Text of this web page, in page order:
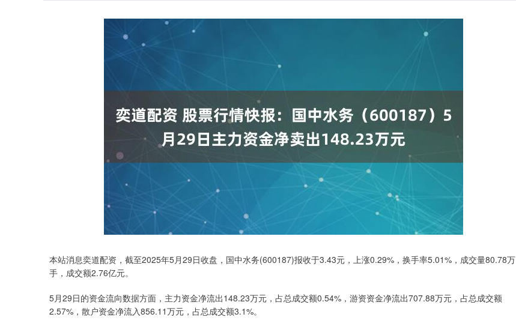
本站消息奕道配资，截至2025年5月29日收盘，国中水务(600187)报收于3.43元，上涨0.29%，换手率5.01%，成交量80.78万
手，成交额2.76亿元。
5月29日的资金流向数据方面，主力资金净流出148.23万元，占总成交额0.54%，游资资金净流出707.88万元，占总成交额
2.57%，散户资金净流入856.11万元，占总成交额3.1%。